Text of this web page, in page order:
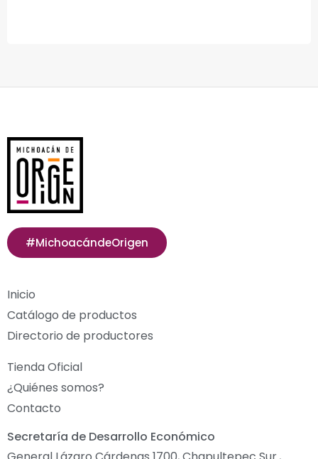
#MichoacándeOrigen
Inicio
Catálogo de productos
Directorio de productores
Tienda Oficial
¿Quiénes somos?
Contacto
Secretaría de Desarrollo Económico